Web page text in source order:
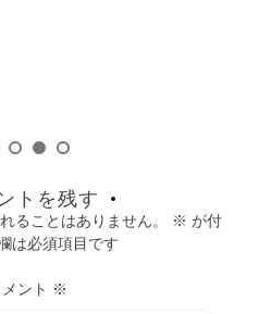
トを残す
ることはありません。 ※ が付
は必須項目です
ント ※